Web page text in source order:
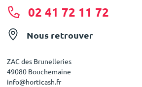
02 41 72 11 72
Nous retrouver
ZAC des Brunelleries
49080 Bouchemaine
info@horticash.fr